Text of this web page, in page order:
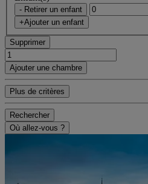
- Retirer un enfant
+Ajouter un enfant
Supprimer
Ajouter une chambre
Plus de critères
Rechercher
Où allez-vous ?